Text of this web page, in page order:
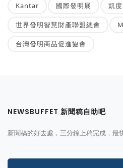
Kantar 國際發明展 凱度
世界發明智慧財產聯盟總會
台灣發明商品促進協會
NEWSBUFFET 新聞稿自助吧
新聞稿的好去處，三分鐘上稿完成，最